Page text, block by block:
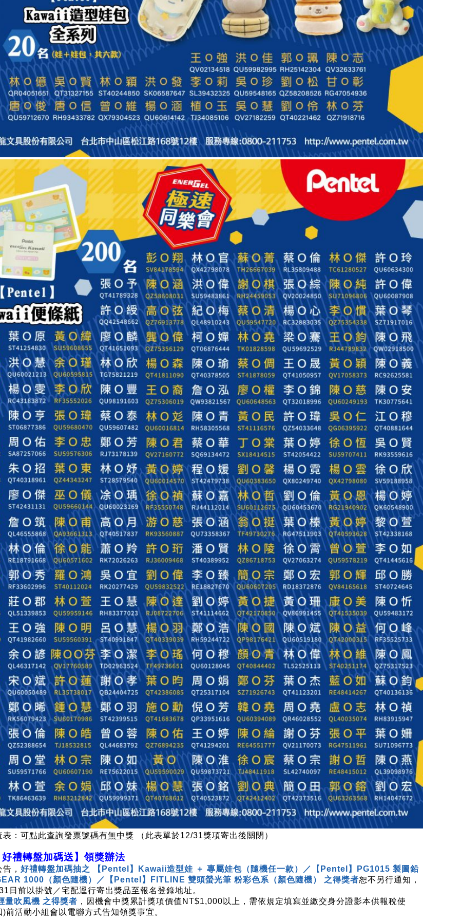
： 可點此查詢發票號碼有無中獎 （此表單於12/31獎項寄出後關閉）
禮轉盤加碼送】領獎辦法
， 好禮轉盤加碼抽之 【Pentel】Kawaii造型娃 ＋ 專屬娃包（隨機任一款）／【Pentel】PG1015 製圖鉛
1000（顏色隨機）／【Pentel】FITLINE 雙頭螢光筆 粉彩色系（顏色隨機） 之得獎者恕不另行通知，
日前以掛號／宅配逕行寄出獎品至報名登錄地址。
量吹風機 之得獎者 ，因機會中獎累計獎項價值NT$1,000以上，需依規定填寫並繳交身分證影本供報稅使
前活動小組會以電聯方式告知領獎事宜。